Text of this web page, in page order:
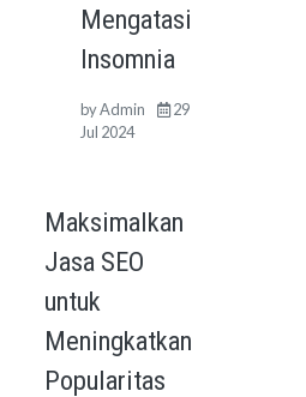
Mengatasi
Insomnia
byAdmin
29
Jul 2024
Maksimalkan
Jasa SEO
untuk
Meningkatkan
Popularitas